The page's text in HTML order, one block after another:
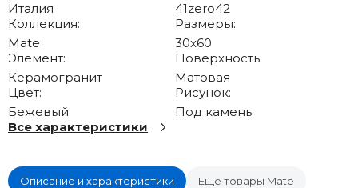
Италия
41zero42
Коллекция:
Mate
Размеры:
30x60
Элемент:
Керамогранит
Поверхность:
Матовая
Цвет:
Бежевый
Рисунок:
Под камень
Все характеристики
Описание и характеристики Еще товары Mate